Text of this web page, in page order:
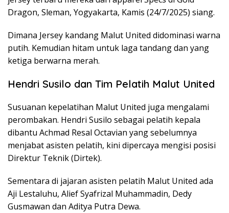
Dragon, Sleman, Yogyakarta, Kamis (24/7/2025) siang.
Dimana Jersey kandang Malut United didominasi warna
putih. Kemudian hitam untuk laga tandang dan yang
ketiga berwarna merah.
Hendri Susilo dan Tim Pelatih Malut United
Susuanan kepelatihan Malut United juga mengalami
perombakan. Hendri Susilo sebagai pelatih kepala
dibantu Achmad Resal Octavian yang sebelumnya
menjabat asisten pelatih, kini dipercaya mengisi posisi
Direktur Teknik (Dirtek).
Sementara di jajaran asisten pelatih Malut United ada
Aji Lestaluhu, Alief Syafrizal Muhammadin, Dedy
Gusmawan dan Aditya Putra Dewa.